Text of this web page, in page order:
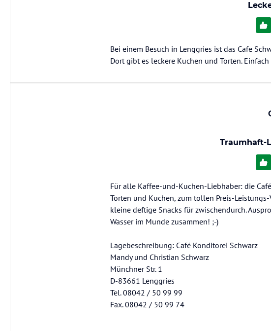
Bei einem Besuch in Lenggries ist das Cafe
Dort gibt es leckere Kuchen und Torten. Einfach
Traumhaft-
Für alle Kaffee-und-Kuchen-Liebhaber: die
Torten und Kuchen, zum tollen Preis-
kleine deftige Snacks für zwischendurch.
Wasser im Munde zusammen! ;-)
Lagebeschreibung: Café Konditorei Schwarz
Mandy und Christian Schwarz
Münchner Str. 1
D-83661 Lenggries
Tel. 08042 / 50 99 99
Fax. 08042 / 50 99 74